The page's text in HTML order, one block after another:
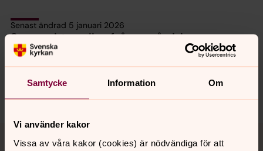
Samtycke Information Om
Vi använder kakor
Vissa av våra kakor (cookies) är nödvändiga för att
Senast ändrad 5 januari 2026
Synpunkter eller frågor på sidans
innehåll?
norrkoping@svenskakyrkan.se
Dela
Tillbaka till toppen
Tillbaka till innehållet